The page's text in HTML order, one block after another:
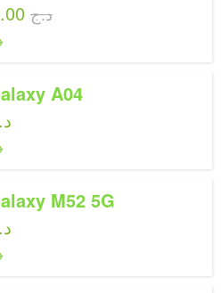
41,000.00 د.ج
A04
M52 5G